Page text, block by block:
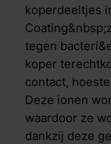
koperdeeltjes
tegen
koper
contact,
Deze ionen
waardoor ze
dankzij deze